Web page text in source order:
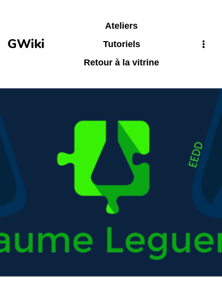
GWiki
Ateliers
Tutoriels
Retour à la vitrine